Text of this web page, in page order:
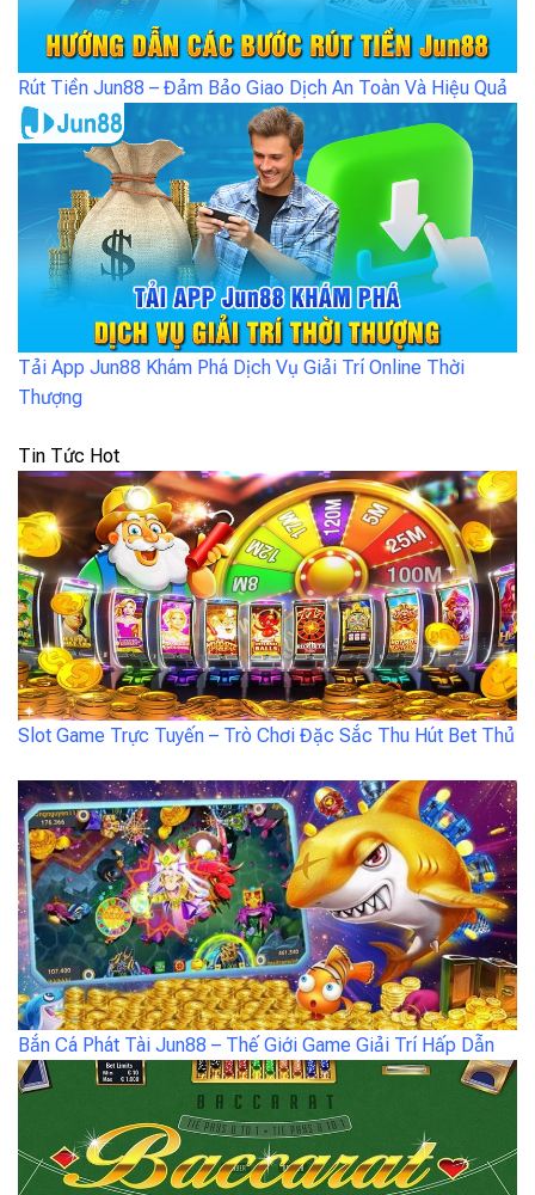
Rút Tiền Jun88 – Đảm Bảo Giao Dịch An Toàn Và Hiệu Quả
Tải App Jun88 Khám Phá Dịch Vụ Giải Trí Online Thời
Thượng
Tin Tức Hot
Slot Game Trực Tuyến – Trò Chơi Đặc Sắc Thu Hút Bet Thủ
Bắn Cá Phát Tài Jun88 – Thế Giới Game Giải Trí Hấp Dẫn